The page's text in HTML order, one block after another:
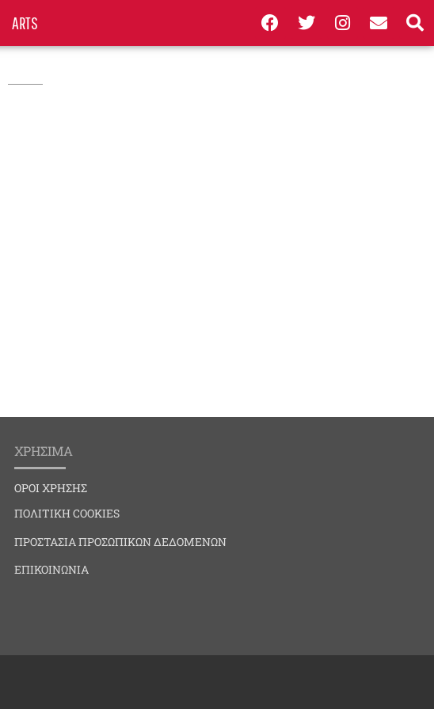
ARTS
ΧΡΗΣΙΜΑ
ΟΡΟΙ ΧΡΗΣΗΣ
ΠΟΛΙΤΙΚΗ COOKIES
ΠΡΟΣΤΑΣΙΑ ΠΡΟΣΩΠΙΚΩΝ ΔΕΔΟΜΕΝΩΝ
ΕΠΙΚΟΙΝΩΝΙΑ